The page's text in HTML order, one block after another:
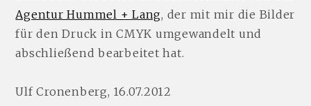
Agentur Hummel + Lang, der mit mir die Bilder
für den Druck in CMYK umgewandelt und
abschließend bearbeitet hat.
Ulf Cronenberg, 16.07.2012